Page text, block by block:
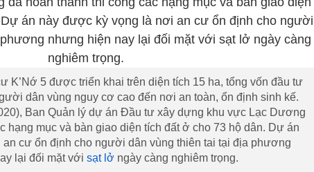
K’Nớ 5 được triển khai trên diện tích 15 ha, tổng vốn đầu tư
dân vùng nguy cơ cao đến nơi an toàn, ổn định sinh kế.
Ban Quản lý dự án Đầu tư xây dựng khu vực Lạc Dương
hạng mục và bàn giao diện tích đất ở cho 73 hộ dân. Dự án
cư ổn định cho người dân vùng thiên tai tại địa phương
lại đối mặt với sạt lở ngày càng nghiêm trọng.